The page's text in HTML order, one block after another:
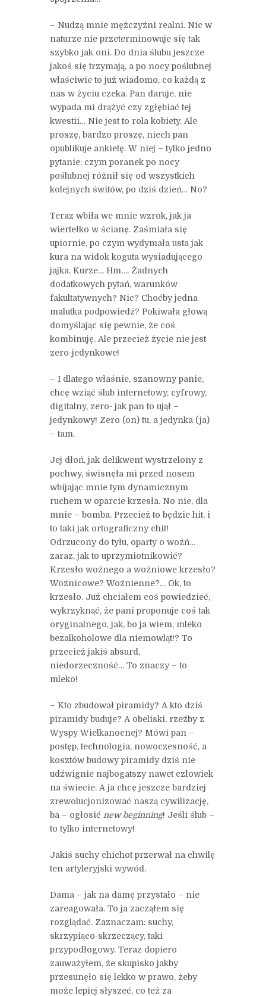
– Nudzą mnie mężczyźni realni. Nic w
naturze nie przeterminowuje się tak
szybko jak oni. Do dnia ślubu jeszcze
jakoś się trzymają, a po nocy poślubnej
właściwie to już wiadomo, co każdą z
nas w życiu czeka. Pan daruje, nie
wypada mi drążyć czy zgłębiać tej
kwestii… Nie jest to rola kobiety. Ale
proszę, bardzo proszę, niech pan
opublikuje ankietę. W niej – tylko jedno
pytanie: czym poranek po nocy
poślubnej różnił się od wszystkich
kolejnych świtów, po dziś dzień… No?
Teraz wbiła we mnie wzrok, jak ja
wiertełko w ścianę. Zaśmiała się
upiornie, po czym wydymała usta jak
kura na widok koguta wysiadującego
jajka. Kurze… Hm…. Żadnych
dodatkowych pytań, warunków
fakultatywnych? Nic? Choćby jedna
malutka podpowiedź? Pokiwała głową
domyślając się pewnie, że coś
kombinuję. Ale przecież życie nie jest
zero-jedynkowe!
– I dlatego właśnie, szanowny panie,
chcę wziąć ślub internetowy, cyfrowy,
digitalny, zero- jak pan to ujął –
jedynkowy! Zero (on) tu, a jedynka (ja)
– tam.
Jej dłoń, jak delikwent wystrzelony z
pochwy, świsnęła mi przed nosem
wbijając mnie tym dynamicznym
ruchem w oparcie krzesła. No nie, dla
mnie – bomba. Przecież to będzie hit, i
to taki jak ortograficzny chit!
Odrzucony do tyłu, oparty o woźń…
zaraz, jak to uprzymiotnikowić?
Krzesło woźnego a woźniowe krzesło?
Woźnicowe? Woźnienne?… Ok, to
krzesło. Już chciałem coś powiedzieć,
wykrzyknąć, że pani proponuje coś tak
oryginalnego, jak, bo ja wiem, mleko
bezalkoholowe dla niemowląt!? To
przecież jakiś absurd,
niedorzeczność… To znaczy – to
mleko!
– Kto zbudował piramidy? A kto dziś
piramidy buduje? A obeliski, rzeźby z
Wyspy Wielkanocnej? Mówi pan –
postęp, technologia, nowoczesność, a
kosztów budowy piramidy dziś nie
udźwignie najbogatszy nawet człowiek
na świecie. A ja chcę jeszcze bardziej
zrewolucjonizować naszą cywilizację,
ba – ogłosić new beginning! Jeśli ślub –
to tylko internetowy!
Jakiś suchy chichot przerwał na chwilę
ten artyleryjski wywód.
Dama – jak na damę przystało – nie
zareagowała. To ja zacząłem się
rozglądać. Zaznaczam: suchy,
skrzypiąco-skrzeczący, taki
przypodłogowy. Teraz dopiero
zauważyłem, że skupisko jakby
przesunęło się lekko w prawo, żeby
może lepiej słyszeć, co też za